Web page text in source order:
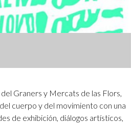
Logos y crédito a AC/E
Contacto
Graners y Mercats de las Flors,
cuerpo y del movimiento con una
de exhibición, diálogos artísticos,